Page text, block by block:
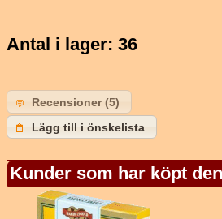
Antal i lager: 36
Recensioner (5)
Lägg till i önskelista
Kunder som har köpt